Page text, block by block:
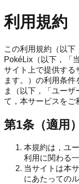
利用規約
この利用規約（以下
PokéLix（以下，「
サイト上で提供する
ます。）の利用条件
ま（以下，「ユー
て，本サービスをご
第1条（適用）
本規約は，ユ
利用に関わる
当サイトは本
にあたっての